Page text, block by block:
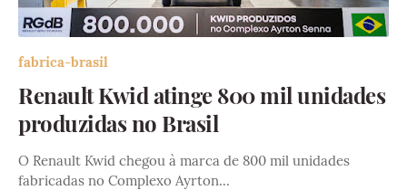
fabrica-brasil
Renault Kwid atinge 800 mil unidades
produzidas no Brasil
O Renault Kwid chegou à marca de 800 mil unidades
fabricadas no Complexo Ayrton…